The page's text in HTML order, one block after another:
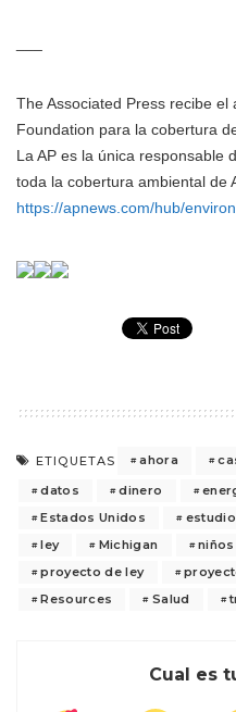
The Associated Press recibe el
Foundation para la cobertura
La AP es la única responsable
toda la cobertura ambiental de
https://apnews.com/hub/
ETIQUETAS ahora
datos
dinero
Estados Unidos
estudio
ley
Michigan niños
proyecto de ley
Resources
Salud
Cual es